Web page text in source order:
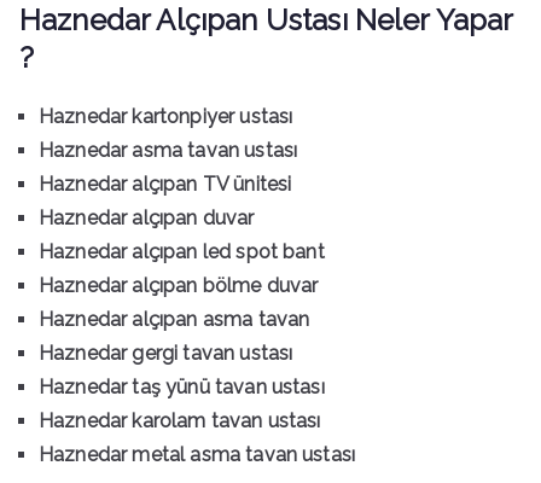
Haznedar Alçıpan Ustası Neler Yapar
?
Haznedar kartonpiyer ustası
Haznedar asma tavan ustası
Haznedar alçıpan TV ünitesi
Haznedar alçıpan duvar
Haznedar alçıpan led spot bant
Haznedar alçıpan bölme duvar
Haznedar alçıpan asma tavan
Haznedar gergi tavan ustası
Haznedar taş yünü tavan ustası
Haznedar karolam tavan ustası
Haznedar metal asma tavan ustası